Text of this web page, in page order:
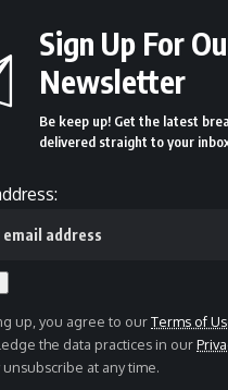
Sign Up For
Newsletter
Be keep up! Get the latest
delivered straight to your
up, you agree to ourTerms of
the data practices in our
unsubscribe at any time.